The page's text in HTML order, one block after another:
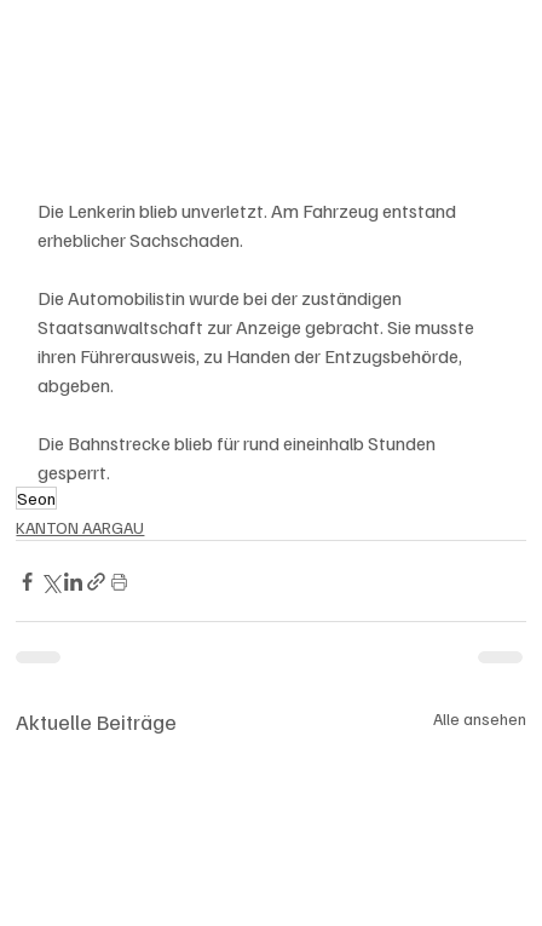
Die Lenkerin blieb unverletzt. Am Fahrzeug entstand
erheblicher Sachschaden.
Die Automobilistin wurde bei der zuständigen
Staatsanwaltschaft zur Anzeige gebracht. Sie musste
ihren Führerausweis, zu Handen der Entzugsbehörde,
abgeben.
Die Bahnstrecke blieb für rund eineinhalb Stunden
gesperrt.
Seon
KANTON AARGAU
Aktuelle Beiträge Alle ansehen